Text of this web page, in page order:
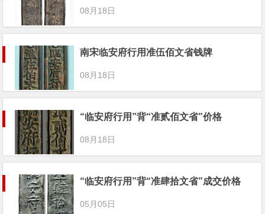
08月18日
南宋临安府行用准伍佰文省钱牌
08月18日
“临安府行用”背“准贰佰文省”价格
08月18日
“临安府行用”背“准肆拾文省”成交价格
05月05日